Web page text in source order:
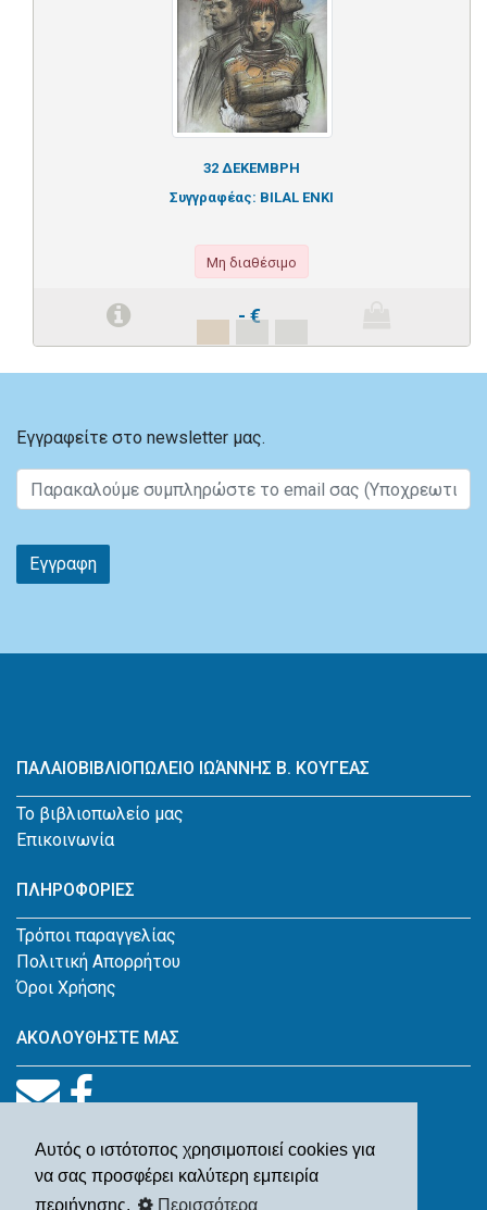
Αυτός ο ιστότοπος χρησιμοποιεί cookies για
να σας προσφέρει καλύτερη εμπειρία
περιήγησης.
Περισσότερα
32 ΔΕΚΕΜΒΡΗ
Συγγραφέας: BILAL ENKI
Μη διαθέσιμο
- €
Εγγραφείτε στο newsletter μας.
Εγγραφη
ΠΑΛΑΙΟΒΙΒΛΙΟΠΩΛΕΙΟ ΙΩΆΝΝΗΣ Β. ΚΟΥΓΕΑΣ
Το βιβλιοπωλείο μας
Επικοινωνία
ΠΛΗΡΟΦΟΡΙΕΣ
Τρόποι παραγγελίας
Πολιτική Απορρήτου
Όροι Χρήσης
ΑΚΟΛΟΥΘΗΣΤΕ ΜΑΣ